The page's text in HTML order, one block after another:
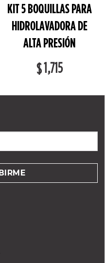
KIT 5 BOQUILLAS PARA
HIDROLAVADORA DE
ALTA PRESIÓN
$1,715